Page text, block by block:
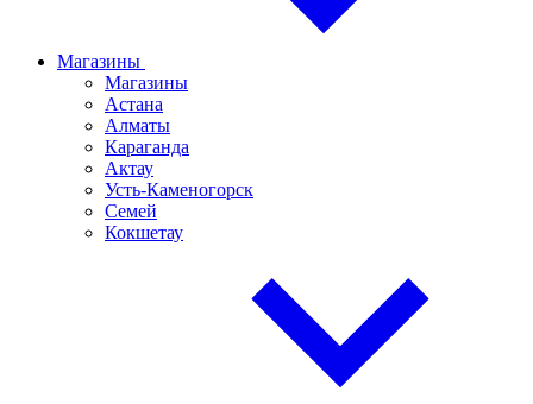
Магазины
Магазины
Астана
Алматы
Караганда
Актау
Усть-Каменогорск
Семей
Кокшетау